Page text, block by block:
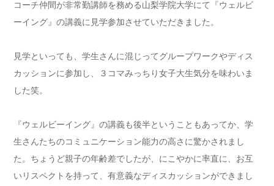
コーチ仲間が非常勤講師を務める山梨学院大学にて『ウェルビ
ーイング』の講義に見学参加させていただきました。
見学といっても、学生さんに混じってグループワークやディス
カッションに参加し、３コマみっちり女子大生気分を味わいま
した笑。
『ウェルビーイング』の講義も後半ということもあってか、学
生さんたちのコミュニケーション能力の高さに驚かされまし
た。ちょうど親子の年齢差でしたが、にこやかに率直に、お互
いリスペクトを持って、有意義なディスカッションができまし